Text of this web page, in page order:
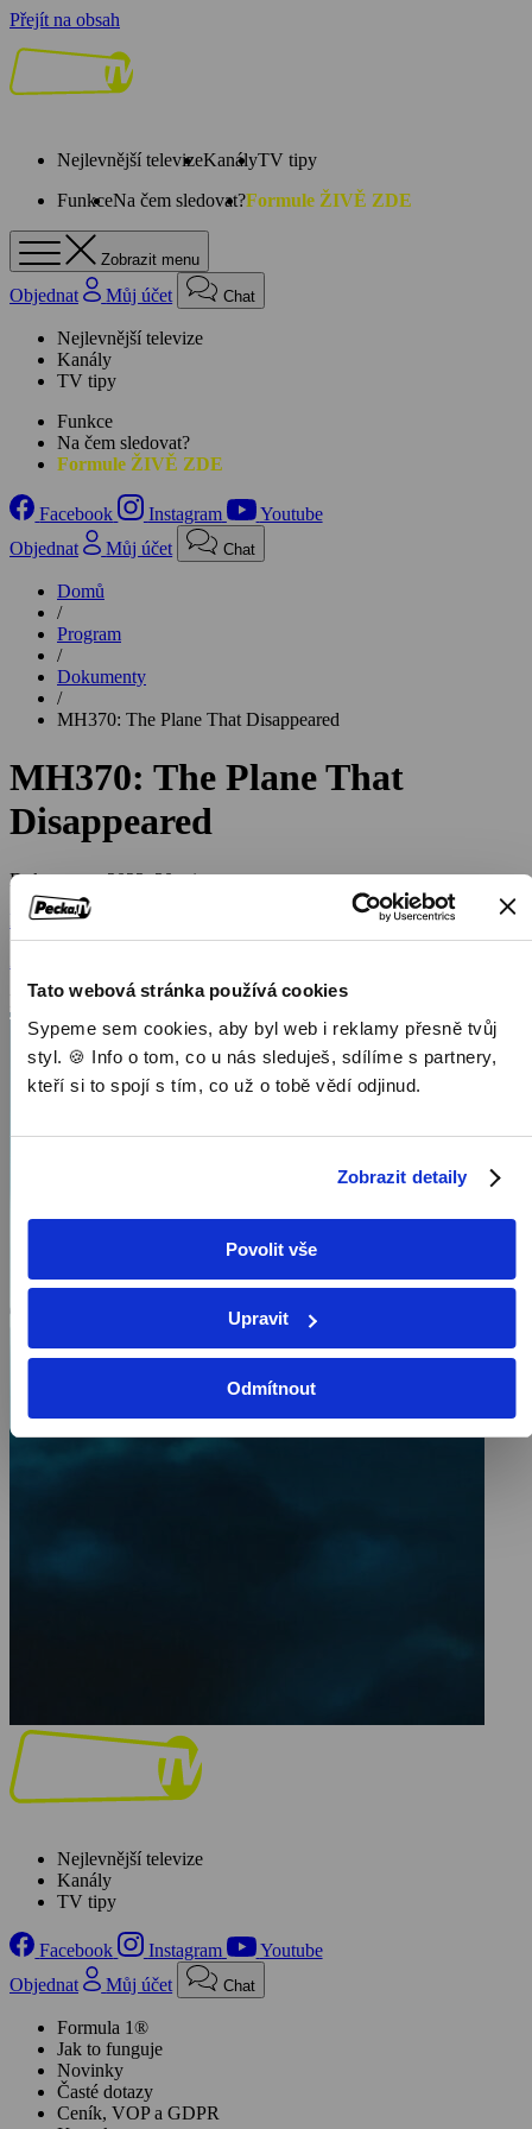
Tato webová stránka používá cookies
Sypeme sem cookies, aby byl web i reklamy přesně tvůj
styl. 🍪 Info o tom, co u nás sleduješ, sdílíme s partnery,
kteří si to spojí s tím, co už o tobě vědí odjinud.
Zobrazit detaily
Povolit vše
Upravit
Odmítnout
Přejít na obsah
Nejlevnější televizeKanályTV tipy
FunkceNa čem sledovat?Formule ŽIVĚ ZDE
Zobrazit menu
Objednat Můj účet Chat
Nejlevnější televize
Kanály
TV tipy
Funkce
Na čem sledovat?
Formule ŽIVĚ ZDE
Facebook Instagram
Youtube
Objednat
Můj účet Chat
Domů
/
Program
/
Dokumenty
/
MH370: The Plane That Disappeared
MH370: The Plane That
Disappeared
Dokumenty,2023, 30 min
Koupit TV online
Pořad aktuálně není v nabídce
Nejlevnější televize
Kanály
TV tipy
Facebook Instagram
Youtube
Objednat
Můj účet Chat
Formula 1®
Jak to funguje
Novinky
Časté dotazy
Ceník, VOP a GDPR